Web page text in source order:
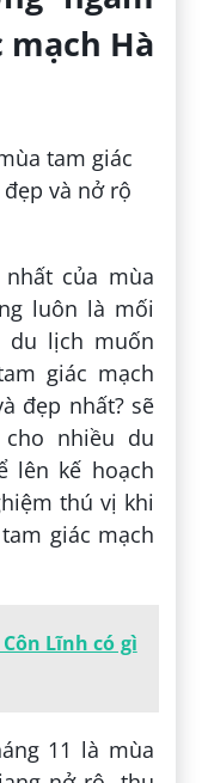
Hà
của mùa
luôn là mối
du lịch muốn
giác mạch
đẹp nhất? sẽ
nhiều du
lên kế hoạch
thú vị khi
giác mạch
Lĩnh có gì
11 là mùa